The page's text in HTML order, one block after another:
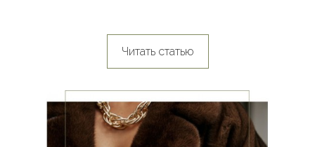
Читать статью